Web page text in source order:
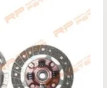
es:
$103.990.